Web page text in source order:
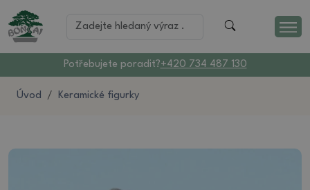
Potřebujete poradit?+420 734 487 130
Úvod Keramické figurky